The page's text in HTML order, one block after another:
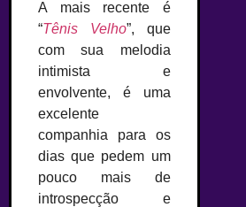
A mais recente é
“Tênis Velho”, que
com sua melodia
intimista e
envolvente, é uma
excelente
companhia para os
dias que pedem um
pouco mais de
introspecção e